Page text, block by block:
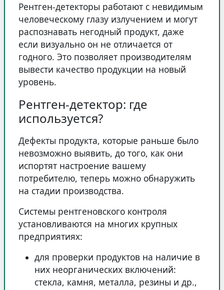
Рентген-детекторы работают с невидимым
человеческому глазу излучением и могут
распознавать негодный продукт, даже
если визуально он не отличается от
годного. Это позволяет производителям
вывести качество продукции на новый
уровень.
Рентген-детектор: где
используется?
Дефекты продукта, которые раньше было
невозможно выявить, до того, как они
испортят настроение вашему
потребителю, теперь можно обнаружить
на стадии производства.
Системы рентгеновского контроля
установливаются на многих крупных
предприятиях:
для проверки продуктов на наличие в
них неорганических включений:
стекла, камня, металла, резины и др.,